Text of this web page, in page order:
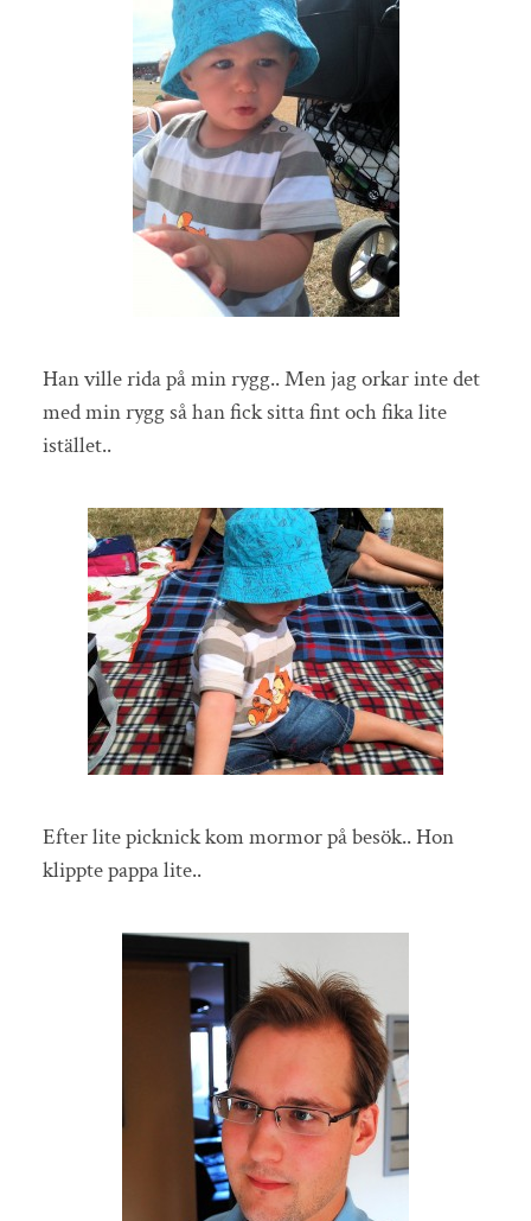
Han ville rida på min rygg.. Men jag orkar inte det
med min rygg så han fick sitta fint och fika lite
istället..
Efter lite picknick kom mormor på besök.. Hon
klippte pappa lite..